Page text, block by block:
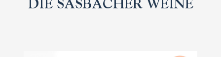
DIE SASBACHER WEINE